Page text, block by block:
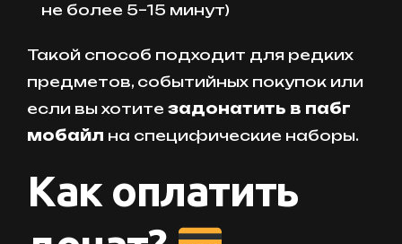
не более 5–15 минут)
Такой способ подходит для редких
предметов, событийных покупок или
если вы хотите задонатить в пабг
мобайл на специфические наборы.
Как оплатить